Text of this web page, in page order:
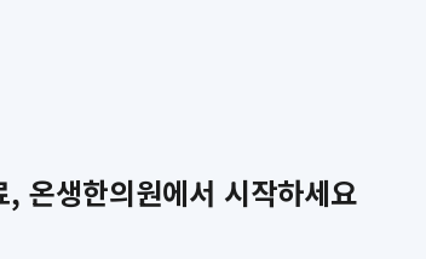
온생한의원에서 시작하세요